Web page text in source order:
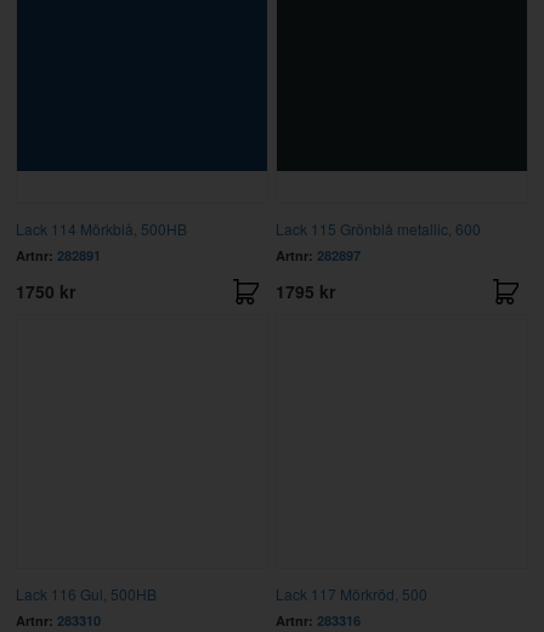
Lack 114 Mörkblå, 500HB
Artnr: 282891
1750 kr
Lack 115 Grönblå metallic, 600
Artnr: 282897
1795 kr
Lack 116 Gul, 500HB
Artnr: 283310
Lack 117 Mörkröd, 500
Artnr: 283316